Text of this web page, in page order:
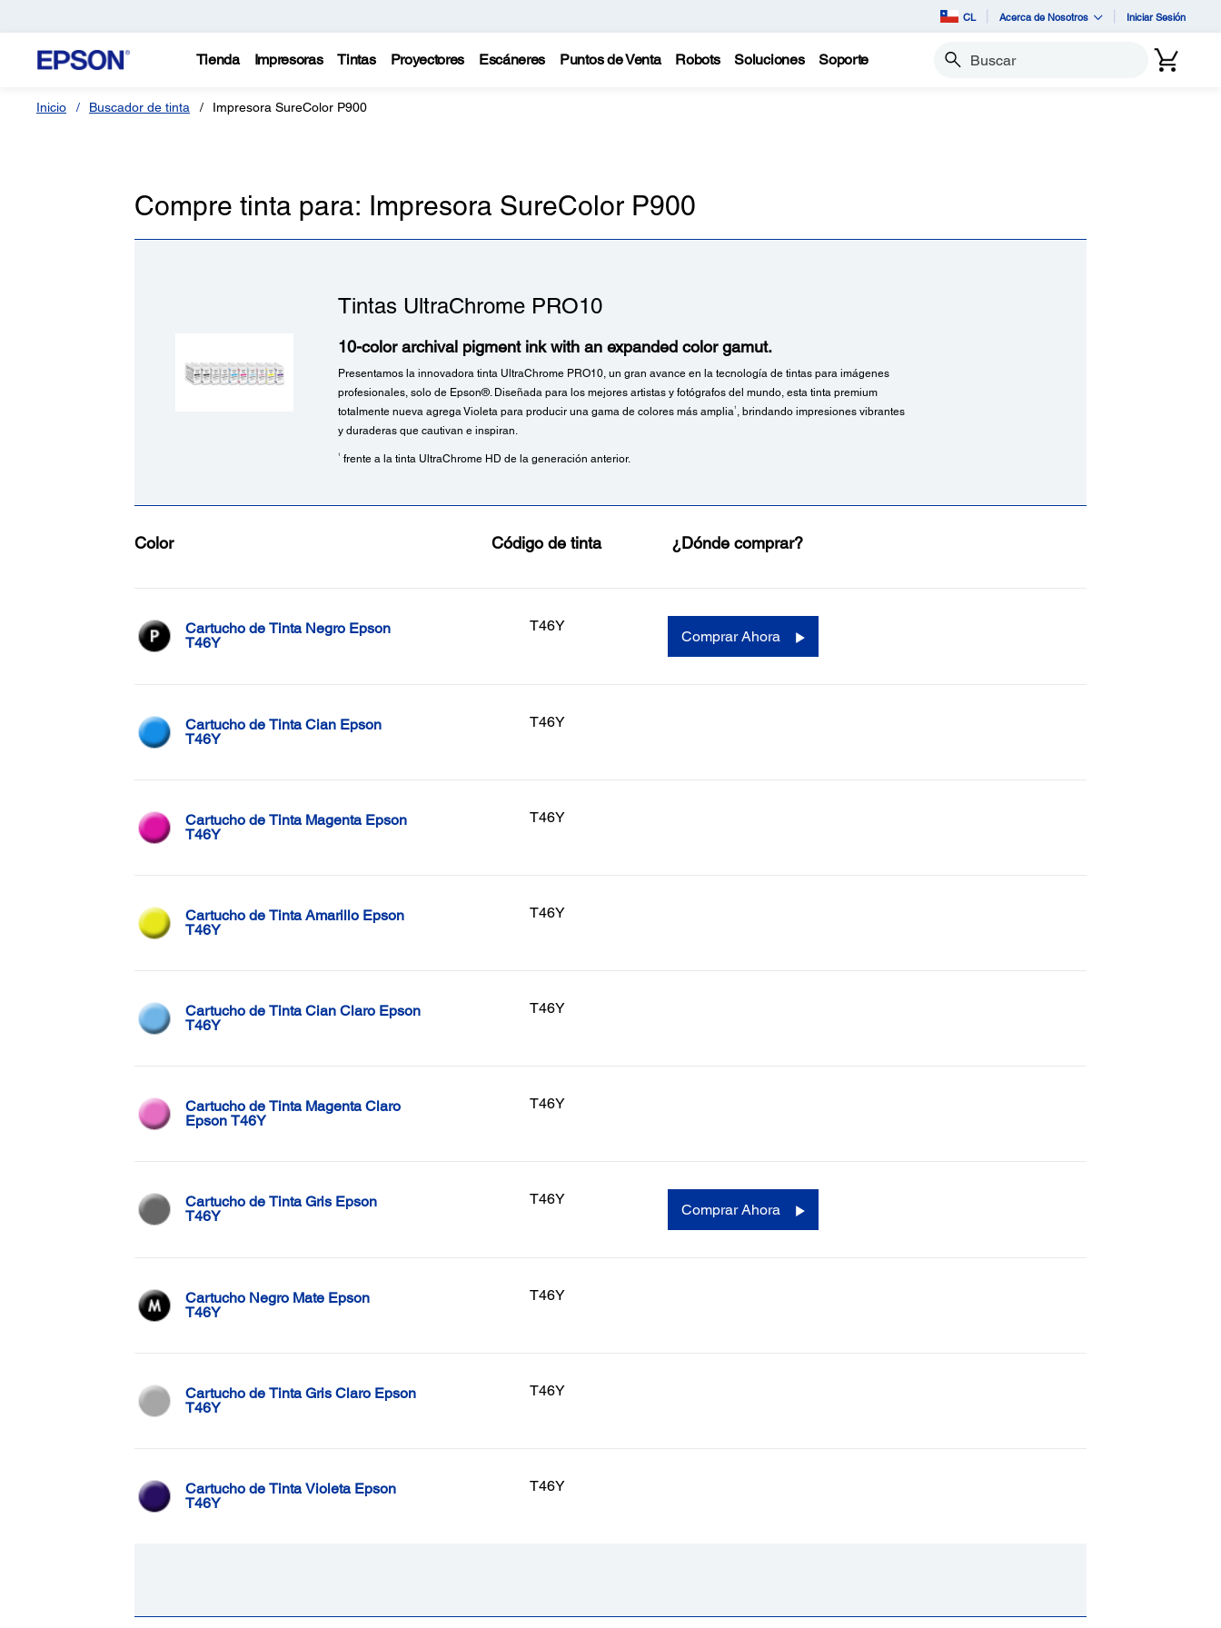
CL Acerca de Nosotros Iniciar Sesión
Tienda Impresoras Tintas Proyectores Escáneres Puntos de Venta Robots Soluciones Soporte Buscar
Inicio Buscador de tinta Impresora SureColor P900
Compre tinta para: Impresora SureColor P900
Tintas UltraChrome PRO10
10-color archival pigment ink with an expanded color gamut.
Presentamos la innovadora tinta UltraChrome PRO10, un gran avance en la tecnología de tintas para imágenes
profesionales, solo de Epson®. Diseñada para los mejores artistas y fotógrafos del mundo, esta tinta premium
totalmente nueva agrega Violeta para producir una gama de colores más amplia1 , brindando impresiones vibrantes
y duraderas que cautivan e inspiran.
1 frente a la tinta UltraChrome HD de la generación anterior.
Color Código de tinta ¿Dónde comprar?
Cartucho de Tinta Negro Epson
T46Y
T46Y
Comprar Ahora
Cartucho de Tinta Cian Epson
T46Y
T46Y
Cartucho de Tinta Magenta Epson
T46Y
T46Y
Cartucho de Tinta Amarillo Epson
T46Y
T46Y
Cartucho de Tinta Cian Claro Epson
T46Y
T46Y
Cartucho de Tinta Magenta Claro
Epson T46Y
T46Y
Cartucho de Tinta Gris Epson
T46Y
T46Y
Comprar Ahora
Cartucho Negro Mate Epson
T46Y
T46Y
Cartucho de Tinta Gris Claro Epson
T46Y
T46Y
Cartucho de Tinta Violeta Epson
T46Y
T46Y